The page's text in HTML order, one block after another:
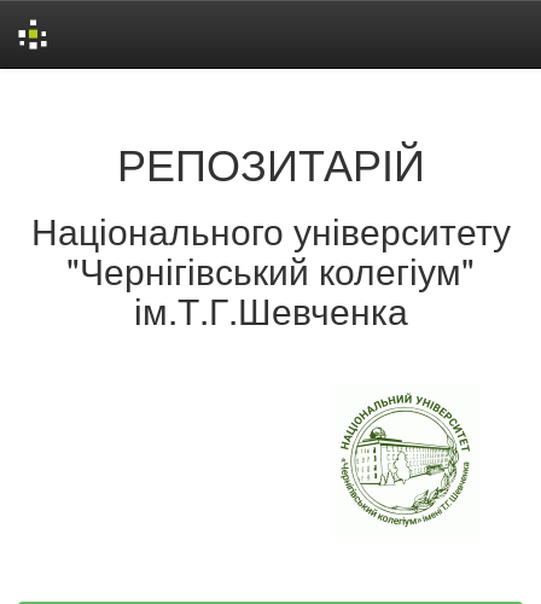
РЕПОЗИТАРІЙ
Національного університету
"Чернігівський колегіум"
ім.Т.Г.Шевченка